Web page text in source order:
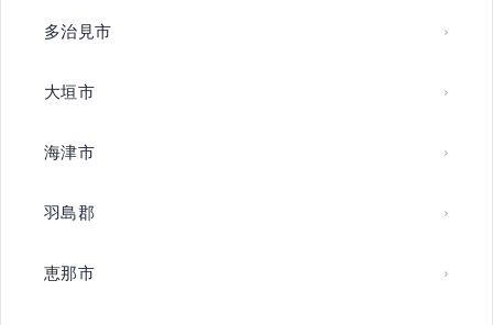
多治見市
大垣市
海津市
羽島郡
恵那市